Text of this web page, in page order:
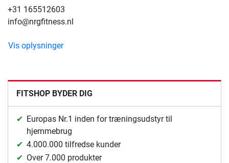
+31 165512603
info@nrgfitness.nl
Vis oplysninger
FITSHOP BYDER DIG
Europas Nr.1 inden for træningsudstyr til
hjemmebrug
4.000.000 tilfredse kunder
Over 7.000 produkter